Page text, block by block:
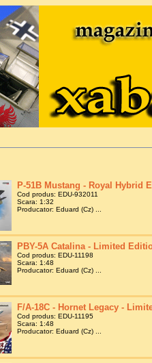
P-51B Mustang - Royal Hybrid
Cod produs: EDU-932011
Scara: 1:32
Producator: Eduard (Cz) ...
PBY-5A Catalina - Limited
Cod produs: EDU-11198
Scara: 1:48
Producator: Eduard (Cz) ...
F/A-18C - Hornet Legacy -
Cod produs: EDU-11195
Scara: 1:48
Producator: Eduard (Cz) ...